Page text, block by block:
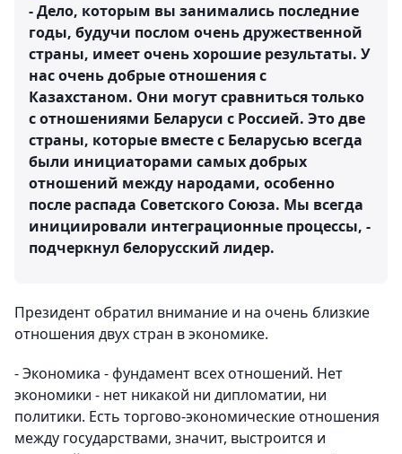
- Дело, которым вы занимались последние
годы, будучи послом очень дружественной
страны, имеет очень хорошие результаты. У
нас очень добрые отношения с
Казахстаном. Они могут сравниться только
с отношениями Беларуси с Россией. Это две
страны, которые вместе с Беларусью всегда
были инициаторами самых добрых
отношений между народами, особенно
после распада Советского Союза. Мы всегда
инициировали интеграционные процессы, -
подчеркнул белорусский лидер.
Президент обратил внимание и на очень близкие
отношения двух стран в экономике.
- Экономика - фундамент всех отношений. Нет
экономики - нет никакой ни дипломатии, ни
политики. Есть торгово-экономические отношения
между государствами, значит, выстроится и